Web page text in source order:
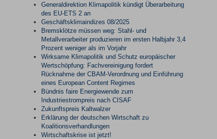
Generaldirektion Klimapolitik kündigt Überarbeitung
des EU-ETS 2 an
Geschäftsklimaindizes 08/2025
Bremsklötze müssen weg: Stahl- und
Metallverarbeiter produzieren im ersten Halbjahr 3,4
Prozent weniger als im Vorjahr
Wirksame Klimapolitik und Schutz europäischer
Wertschöpfung: Fachvereinigung fordert
Rücknahme der CBAM-Verordnung und Einführung
eines European Content Regimes
Bündnis faire Energiewende zum
Industriestrompreis nach CISAF
Zukunftspreis Kaltwalzer
Erklärung der deutschen Wirtschaft zu
Koalitionsverhandlungen
Wirtschaftskrise ist jetzt!